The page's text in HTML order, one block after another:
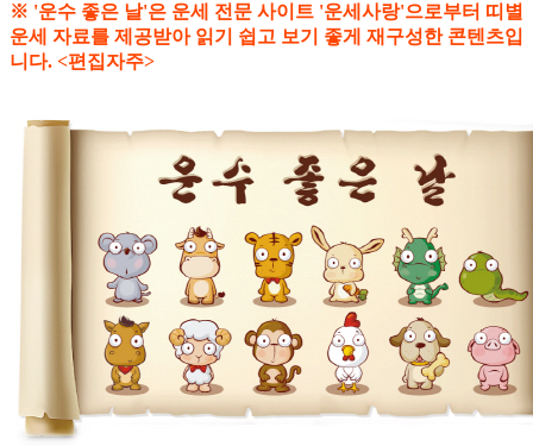
※ '운수 좋은 날'은 운세 전문 사이트 '운세사랑'으로부터 띠별
운세 자료를 제공받아 읽기 쉽고 보기 좋게 재구성한 콘텐츠입
니다. <편집자주>